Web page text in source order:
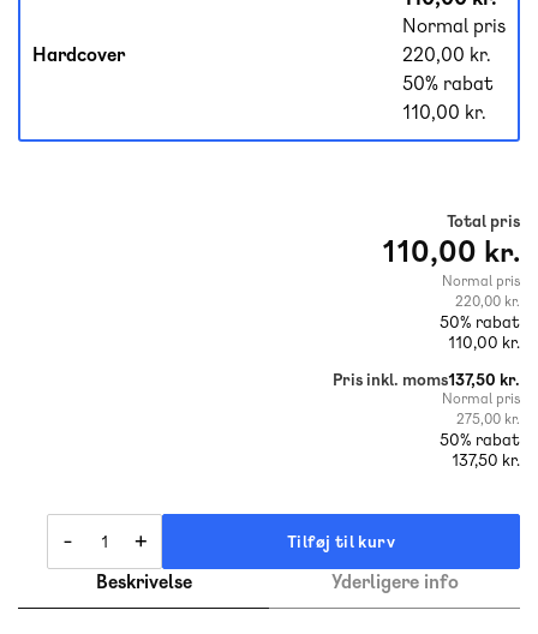
Hardcover
Normal pris
220,00 kr.
50% rabat
110,00 kr.
Total pris
110,00 kr.
Normal pris
220,00 kr.
50% rabat
110,00 kr.
Pris inkl. moms137,50 kr.
Normal pris
275,00 kr.
50% rabat
137,50 kr.
- + Tilføj til kurv
Beskrivelse Yderligere info